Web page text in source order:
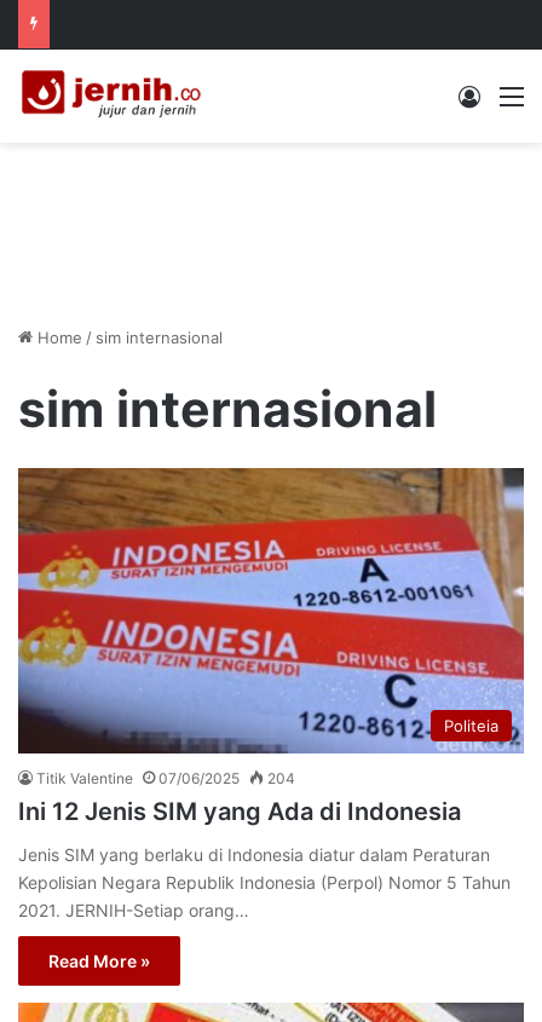
Log In
Home / sim internasional
sim internasional
Politeia
Titik Valentine 07/06/2025 204
Ini 12 Jenis SIM yang Ada di Indonesia
Jenis SIM yang berlaku di Indonesia diatur dalam Peraturan
Kepolisian Negara Republik Indonesia (Perpol) Nomor 5 Tahun
2021. JERNIH-Setiap orang…
Read More »